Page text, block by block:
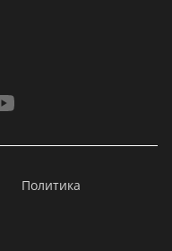
Политика